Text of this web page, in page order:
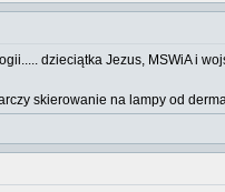
dzieciątka Jezus, MSWiA i
skierowanie na lampy od